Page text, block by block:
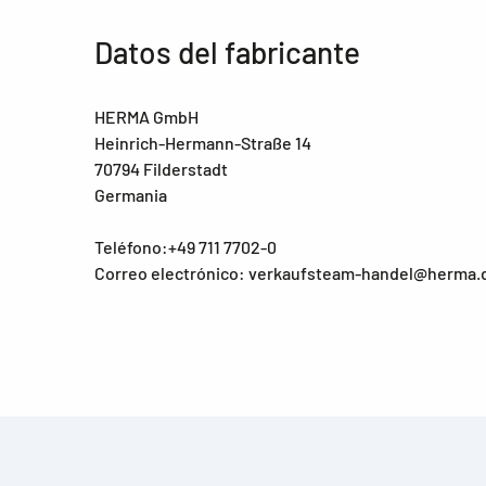
Datos del fabricante
HERMA GmbH
Heinrich-Hermann-Straße 14
70794 Filderstadt
Germania
Teléfono:+49 711 7702-0
Correo electrónico: verkaufsteam-